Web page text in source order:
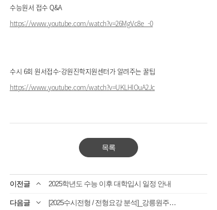
수능원서 접수 Q&A
https://www.youtube.com/watch?v=26MgVc8e_-0
수시 6회 원서접수-강원진학지원센터가 알려주는 꿀팁
https://www.youtube.com/watch?v=UKLHlOuA2Jc
목록
2025학년도 수능 이후 대학입시 일정 안내
[2025수시전형 / 전형요강 분석]_강릉원주대, 가톨릭관동대 강원대, 경동대, 상지대, 연세대(미래) , 한라대, 한림대, 춘천교대